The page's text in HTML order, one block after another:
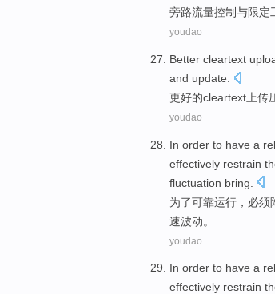
旁路流量控制与限定
youdao
Better cleartext
and update
更好的cleartext 上传
youdao
In order to have a
effectively restrain
fluctuation bring
为了可靠运行 ， 必须
速波动。
youdao
In order to have a
effectively restrain